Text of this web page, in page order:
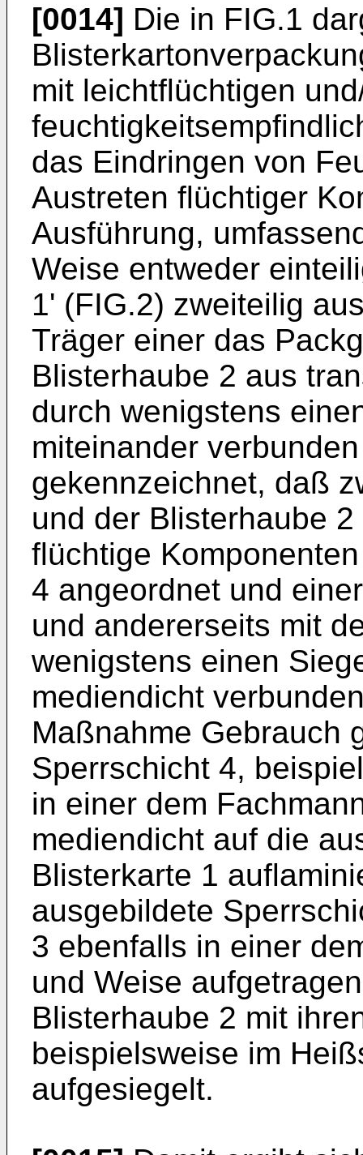
[0014] Die in FIG.1
mit leichtflüchtigen
das Eindringen von
Austreten flüchtiger
Ausführung,
Weise entweder
1' (FIG.2) zweiteilig
Träger einer das
Blisterhaube 2 aus
durch wenigstens
miteinander
gekennzeichnet, daß
und der Blisterhaube
flüchtige
4 angeordnet und
und andererseits mit
wenigstens einen
mediendicht
Maßnahme Gebrauch
Sperrschicht 4,
in einer dem
mediendicht auf die
Blisterkarte 1
ausgebildete
3 ebenfalls in einer
und Weise
Blisterhaube 2 mit
beispielsweise im
aufgesiegelt.